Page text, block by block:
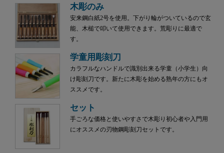
木彫のみ
安来鋼白紙2号を使用。下がり輪がついているので玄
能、木槌で叩いて使用できます。荒彫りに最適で
す。
学童用彫刻刀
カラフルなハンドルで識別出来る学童（小学生）向
け彫刻刀です。新たに木彫を始める熟年の方にもオ
ススメです。
セット
手ごろな価格と使いやすさで木彫り初心者や入門用
にオススメの刃物鋼彫刻刀セットです。